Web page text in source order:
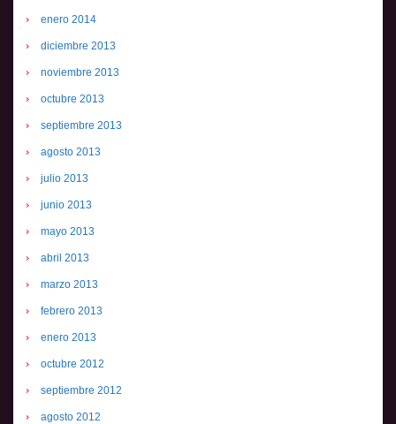
enero 2014
diciembre 2013
noviembre 2013
octubre 2013
septiembre 2013
agosto 2013
julio 2013
junio 2013
mayo 2013
abril 2013
marzo 2013
febrero 2013
enero 2013
octubre 2012
septiembre 2012
agosto 2012